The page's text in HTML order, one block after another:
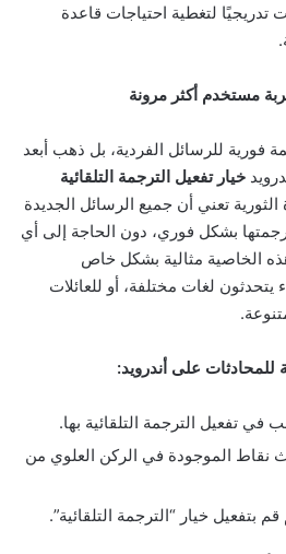
تدريجيًا لتغطية احتياجات قاعدة
مستخدم أكثر مرونة
فورية للرسائل الفردية، بل ذهب أبعد
خيار تفعيل الترجمة التلقائية
الثورية تعني أن جميع الرسائل الجديدة
بشكل فوري، دون الحاجة إلى أي
الخاصية مثالية بشكل خاص
لغات مختلفة، أو للعائلات
للمحادثات على أندرويد:
في تفعيل الترجمة التلقائية بها.
نقاط الموجودة في الركن العلوي من
بتفعيل خيار “الترجمة التلقائية”.